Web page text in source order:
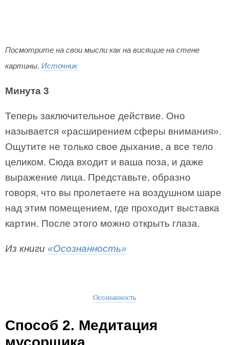
Посмотрите на свои мысли как на висящие на стене
картины. Источник
Минута 3
Теперь заключительное действие. Оно
называется «расширением сферы внимания».
Ощутите не только свое дыхание, а все тело
целиком. Сюда входит и ваша поза, и даже
выражение лица. Представьте, образно
говоря, что вы пролетаете на воздушном шаре
над этим помещением, где проходит выставка
картин. После этого можно открыть глаза.
Из книги «Осознанность»
Осознанность
Способ 2. Медитация